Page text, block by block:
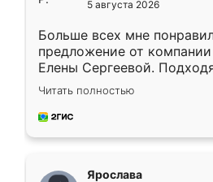
5 августа 2026
Больше всех мне
предложение от компании
Елены Сергеевой.
короткие сроки
для замера сотрудник
предложил по моему
Читать полностью
Ярослава